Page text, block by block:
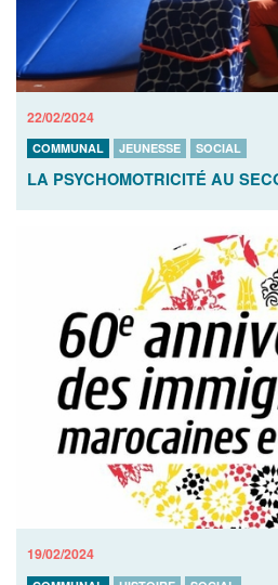
22/02/2024
COMMUNAL JEUNESSE SOCIAL
LA PSYCHOMOTRICITÉ AU
19/02/2024